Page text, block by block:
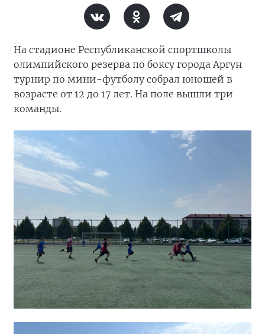
На стадионе Республиканской спортшколы
олимпийского резерва по боксу города Аргун
турнир по мини-футболу собрал юношей в
возрасте от 12 до 17 лет. На поле вышли три
команды.